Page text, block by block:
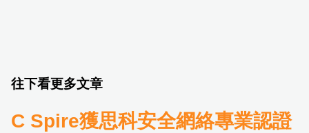
往下看更多文章
C Spire獲思科安全網絡專業認證